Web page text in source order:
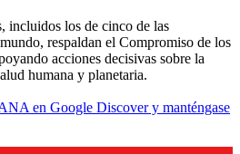
incluidos los de cinco de las
respaldan el Compromiso de los
acciones decisivas sobre la
humana y planetaria.
en Google Discover y manténgase